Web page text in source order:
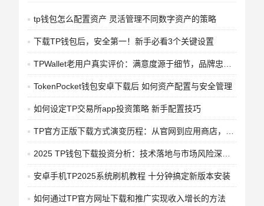
tp钱包怎么配置资产 灵活管理不同数字资产的策略
下载TP钱包后，安全第一！新手必看3个关键设置
TPWallet老用户真实评价：满意度源于细节，品牌忠诚靠关键时刻不掉链子
TokenPocket钱包安卓下载后 如何资产配置与安全管理
如何设定TP交易所app投资策略 新手配置技巧
TP官方正版下载方式演变历程：从官网到应用商店，安全便捷之路
2025 TP钱包下载投资分析：技术落地与市场风险深度批判
安卓手机TP2025系统刷机教程 十分钟搞定新版本安装
如何通过TP官方网址下载和推广实现收入增长的方法